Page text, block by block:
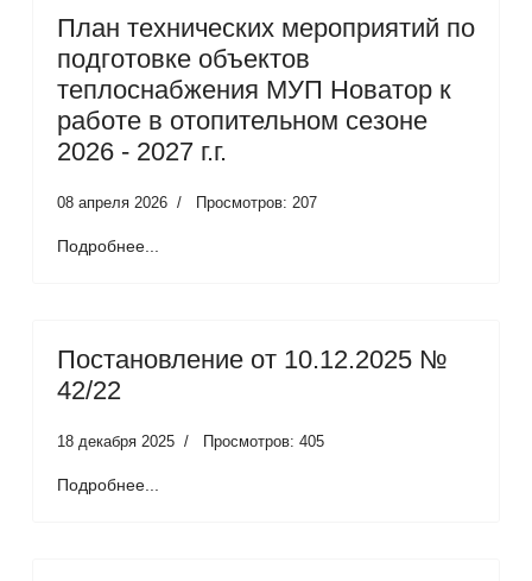
План технических мероприятий по
подготовке объектов
теплоснабжения МУП Новатор к
работе в отопительном сезоне
2026 - 2027 г.г.
08 апреля 2026 Просмотров: 207
Подробнее...
Постановление от 10.12.2025 №
42/22
18 декабря 2025 Просмотров: 405
Подробнее...